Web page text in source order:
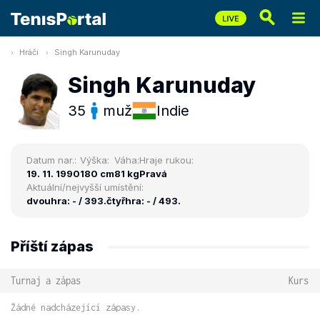
Hráči Singh Karunuday
Singh Karunuday
35 muž Indie
Datum nar.:
19. 11. 1990
Výška:
180 cm
Váha:
81 kg
Hraje rukou:
Pravá
Aktuální/nejvyšší umístění:
dvouhra: - / 393.čtyřhra: - / 493.
Příští zápas
Turnaj a zápas Kurs
Žádné nadcházející zápasy.